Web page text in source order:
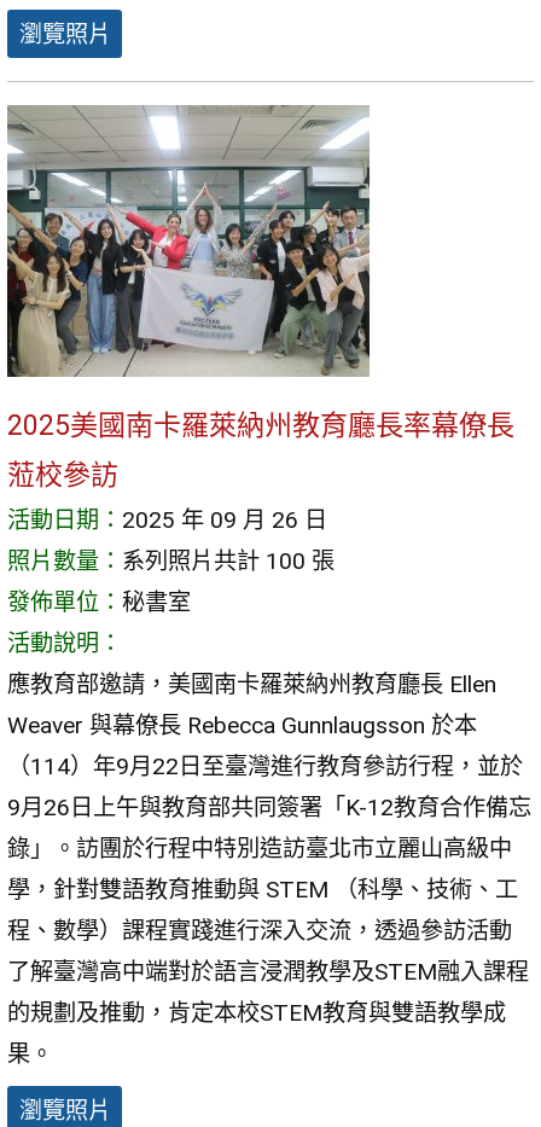
瀏覽照片
2025美國南卡羅萊納州教育廳長率幕僚長
蒞校參訪
活動日期： 2025 年 09 月 26 日
照片數量： 系列照片共計 100 張
發佈單位： 秘書室
活動說明：
應教育部邀請，美國南卡羅萊納州教育廳長 Ellen
Weaver 與幕僚長 Rebecca Gunnlaugsson 於本
（114）年9月22日至臺灣進行教育參訪行程，並於
9月26日上午與教育部共同簽署「K-12教育合作備忘
錄」。訪團於行程中特別造訪臺北市立麗山高級中
學，針對雙語教育推動與 STEM （科學、技術、工
程、數學）課程實踐進行深入交流，透過參訪活動
了解臺灣高中端對於語言浸潤教學及STEM融入課程
的規劃及推動，肯定本校STEM教育與雙語教學成
果。
瀏覽照片